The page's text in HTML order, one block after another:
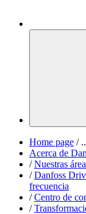
Home page /
Acerca de
/ Nuestras
/ Danfoss
frecuencia
/ Centro de
/